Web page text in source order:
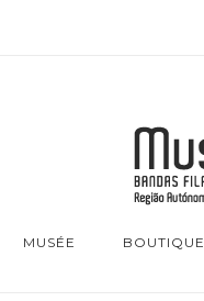
MUSÉE BOUTIQUE